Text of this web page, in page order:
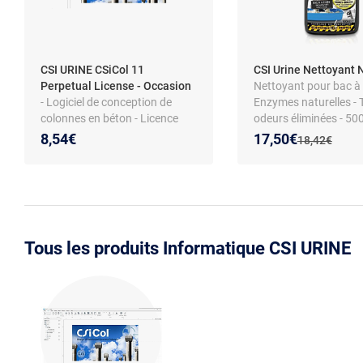
CSI URINE CSiCol 11
Perpetual License - Occasion
- Logiciel de conception de
colonnes en béton - Licence
perpétuelle - Modélisation et
analyse
8,54€
CSI Urine Nettoyant
Nettoyant pour bac à
Enzymes naturelles -
odeurs éliminées -
Ancien prix :
18,42€
Nouveau prix :
17,50€
Réduction de :
Tous les produits Informatique CSI URINE